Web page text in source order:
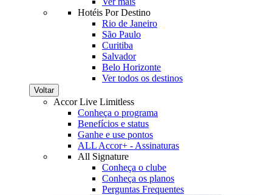
Hotéis Por Destino
Rio de Janeiro
São Paulo
Curitiba
Salvador
Belo Horizonte
Ver todos os destinos
Voltar
Accor Live Limitless
Conheça o programa
Benefícios e status
Ganhe e use pontos
ALL Accor+ - Assinaturas
All Signature
Conheça o clube
Conheça os planos
Perguntas Frequentes